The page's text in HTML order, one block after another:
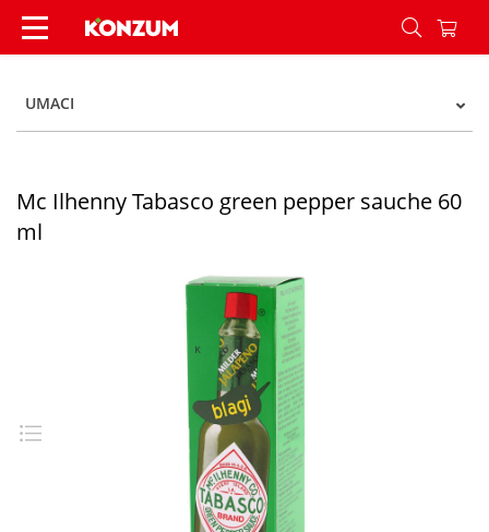
Mc Ilhenny Tabasco green pepper sauche 60 ml
UMACI
Mc Ilhenny Tabasco green pepper sauche 60
ml